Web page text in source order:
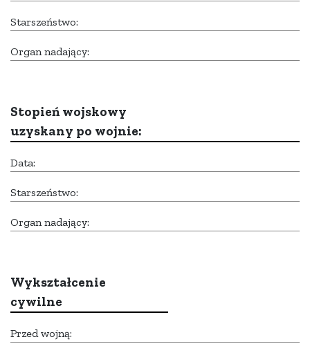
Starszeństwo:
Organ nadający:
Stopień wojskowy
uzyskany po wojnie:
Data:
Starszeństwo:
Organ nadający:
Wykształcenie
cywilne
Przed wojną: